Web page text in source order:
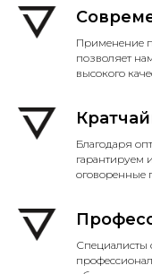
Применение
позволяет
высокого
Благодаря
гарантируем
оговоренные